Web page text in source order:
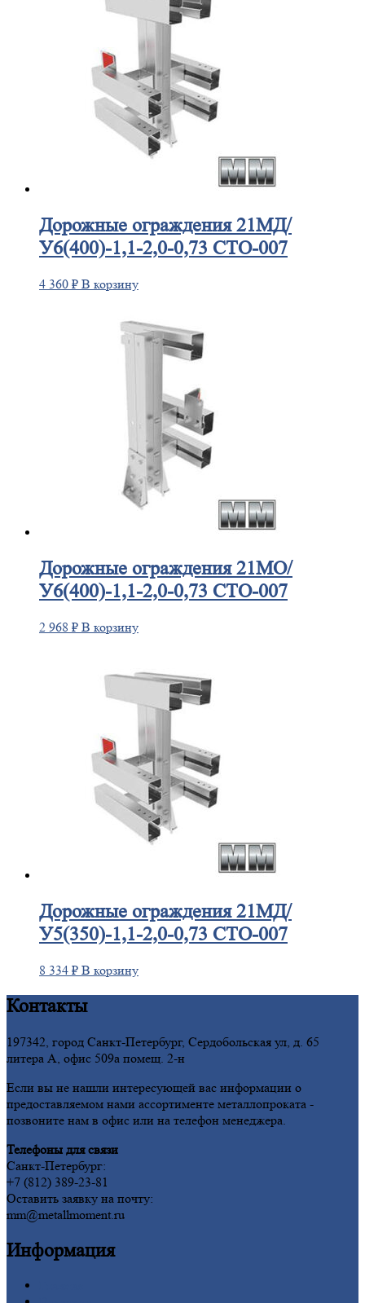
Дорожные ограждения 21МД/
У6(400)-1,1-2,0-0,73 СТО-007
4 360 ₽ В корзину
Дорожные ограждения 21МО/
У6(400)-1,1-2,0-0,73 СТО-007
2 968 ₽ В корзину
Дорожные ограждения 21МД/
У5(350)-1,1-2,0-0,73 СТО-007
8 334 ₽ В корзину
Контакты
197342, город Санкт-Петербург, Сердобольская ул, д. 65
литера А, офис 509а помещ. 2-н
Если вы не нашли интересующей вас информации о
предоставляемом нами ассортименте металлопроката -
позвоните нам в офис или на телефон менеджера.
Телефоны для связи
Санкт-Петербург:
+7 (812) 389-23-81
Оставить заявку на почту:
mm@metallmoment.ru
Информация